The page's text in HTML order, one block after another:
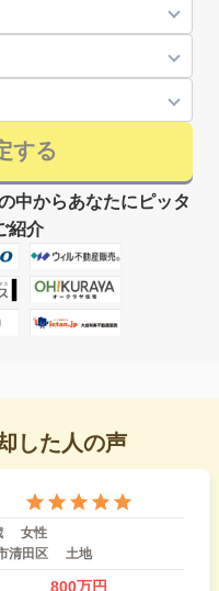
する
中からあなたにピッタ
紹介
した人の声
女性
清田区
土地
800万円